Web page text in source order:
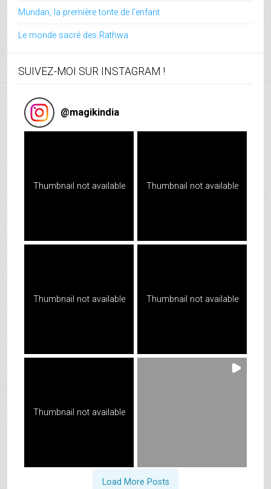
Mundan, la première tonte de l’enfant
Le monde sacré des Rathwa
SUIVEZ-MOI SUR INSTAGRAM !
@magikindia
Thumbnail not available Thumbnail not available
Thumbnail not available Thumbnail not available
Thumbnail not available
Load More Posts